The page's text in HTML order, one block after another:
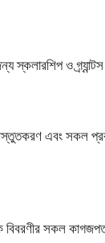
স্কলারশিপ ও
এবং সকল
সকল